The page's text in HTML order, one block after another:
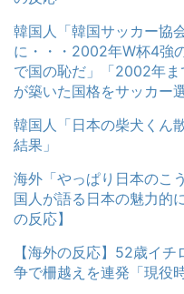
韓国人「韓国サッカー協
に・・・2002年W杯4強
で国の恥だ」「2002年
が築いた国格をサッカー
韓国人「日本の柴犬くん
結果」
海外「やっぱり日本のこ
国人が語る日本の魅力的
の反応】
【海外の反応】52歳イ
争で柵越えを連発「現役